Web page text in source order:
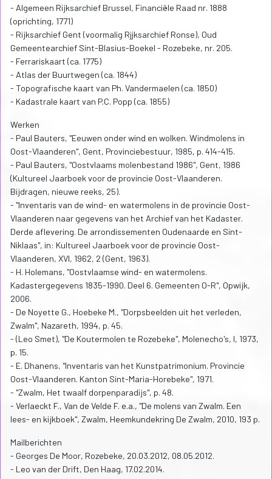
- Algemeen Rijksarchief Brussel, Financiële Raad nr. 1888
(oprichting, 1771)
- Rijksarchief Gent (voormalig Rjjksarchief Ronse), Oud
Gemeentearchief Sint-Blasius-Boekel - Rozebeke, nr. 205.
- Ferrariskaart (ca. 1775)
- Atlas der Buurtwegen (ca. 1844)
- Topografische kaart van Ph. Vandermaelen (ca. 1850)
- Kadastrale kaart van P.C. Popp (ca. 1855)
Werken
- Paul Bauters, "Eeuwen onder wind en wolken. Windmolens in
Oost-Vlaanderen", Gent, Provinciebestuur, 1985, p. 414-415.
- Paul Bauters, "Oostvlaams molenbestand 1986", Gent, 1986
(Kultureel Jaarboek voor de provincie Oost-Vlaanderen.
Bijdragen, nieuwe reeks, 25).
- "Inventaris van de wind- en watermolens in de provincie Oost-
Vlaanderen naar gegevens van het Archief van het Kadaster.
Derde aflevering. De arrondissementen Oudenaarde en Sint-
Niklaas", in: Kultureel Jaarboek voor de provincie Oost-
Vlaanderen, XVI, 1962, 2 (Gent, 1963).
- H. Holemans, "Oostvlaamse wind- en watermolens.
Kadastergegevens 1835-1990. Deel 6. Gemeenten O-R", Opwijk,
2006.
- De Noyette G., Hoebeke M., "Dorpsbeelden uit het verleden,
Zwalm", Nazareth, 1994, p. 45.
- (Leo Smet), "De Koutermolen te Rozebeke", Molenecho's, I, 1973,
p. 15.
- E. Dhanens, "Inventaris van het Kunstpatrimonium. Provincie
Oost-Vlaanderen. Kanton Sint-Maria-Horebeke", 1971.
- "Zwalm, Het twaalf dorpenparadijs", p. 48.
- Verlaeckt F., Van de Velde F. e.a., "De molens van Zwalm. Een
lees- en kijkboek", Zwalm, Heemkundekring De Zwalm, 2010, 193 p.
Mailberichten
- Georges De Moor, Rozebeke, 20.03.2012, 08.05.2012.
- Leo van der Drift, Den Haag, 17.02.2014.